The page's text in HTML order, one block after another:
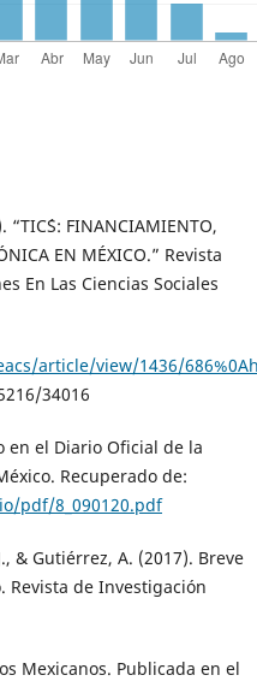
FINANCIAMIENTO,
EN MÉXICO.” Revista
En Las Ciencias Sociales
article/view/1436/
34016
en el Diario Oficial de la
Recuperado de:
pdf/8_090120.pdf
& Gutiérrez, A. (2017). Breve
Revista de Investigación
Mexicanos. Publicada en el